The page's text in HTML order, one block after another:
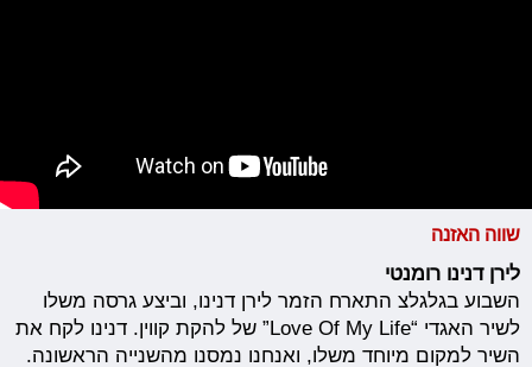
שווה האזנה
לירן דנינו רומנטי
השבוע בגלגלצ התארח הזמר לירן דנינו, וביצע גרסה משלו
לשיר האגדי “Love Of My Life” של להקת קווין. דנינו לקח את
השיר למקום מיוחד משלו, ואנחנו נמסנו מהשנייה הראשונה.